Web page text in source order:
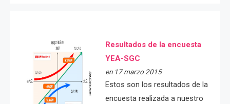
Resultados de la encuesta
YEA-SGC
en 17 marzo 2015
Estos son los resultados de la
encuesta realizada a nuestro